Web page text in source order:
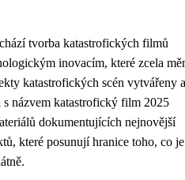
tvorba katastrofických filmů
inovacím, které zcela
katastrofických scén vytvářeny a
názvem katastrofický film 2025
dokumentujících nejnovější
které posunují hranice toho, co je